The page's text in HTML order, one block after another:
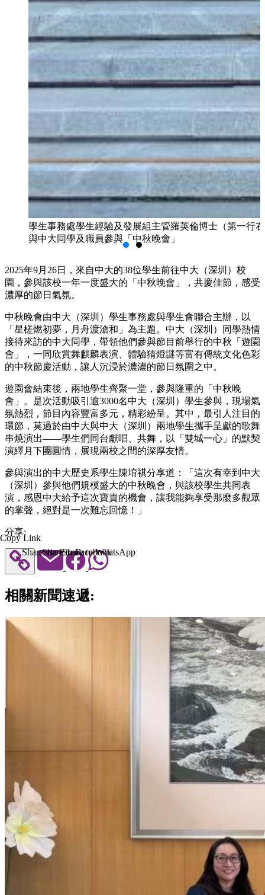
學生事務處學生經驗及發展組主管羅英倫博士（第一行
與中大同學及職員參與「中秋晚會」
2025年9月26日，來自中大的38位學生前往中大（深圳）校
園，參與該校一年一度盛大的「中秋晚會」，共慶佳節，感受
濃厚的節日氣氛。
中秋晚會由中大（深圳）學生事務處與學生會聯合主辦，以
「星槎燃初夢，月舟渡滄和」為主題。中大（深圳）同學熱情
接待來訪的中大同學，帶領他們參與節目前舉行的中秋「遊園
會」，一同欣賞舞麒麟表演、體驗猜燈謎等富有傳統文化色彩
的中秋節慶活動，讓人沉浸於濃濃的節日氛圍之中。
遊園會結束後，兩地學生齊聚一堂，參與隆重的「中秋晚
會」。是次活動吸引逾3000名中大（深圳）學生參與，現場氣
氛熱烈，節目內容豐富多元，精彩紛呈。其中，最引人注目的
環節，莫過於由中大與中大（深圳）兩地學生攜手呈獻的歌舞
串燒演出——學生們同台獻唱、共舞，以「雙城一心」的默契
演繹月下團圓情，展現兩校之間的深厚友情。
參與演出的中大歷史系學生陳堉祺分享道：「這次有幸到中大
（深圳）參與他們規模盛大的中秋晚會，與該校學生共同表
演，感恩中大給予這次寶貴的機會，讓我能夠享受那麼多觀眾
的掌聲，絕對是一次難忘回憶！」
分享:
Copy Link
Share via Email
Share to Facebook
Share to WhatsApp
相關新聞速遞: